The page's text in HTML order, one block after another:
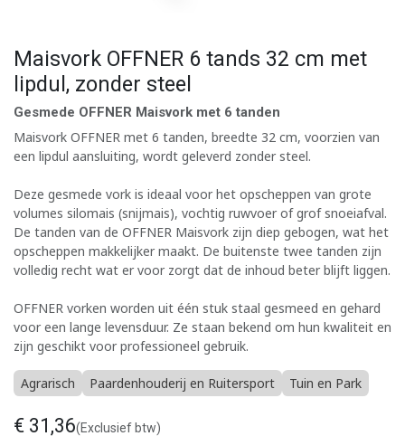
Maisvork OFFNER 6 tands 32 cm met
lipdul, zonder steel
Gesmede OFFNER Maisvork met 6 tanden
Maisvork OFFNER met 6 tanden, breedte 32 cm, voorzien van
een lipdul aansluiting, wordt geleverd zonder steel.
Deze gesmede vork is ideaal voor het opscheppen van grote
volumes silomais (snijmais), vochtig ruwvoer of grof snoeiafval.
De tanden van de OFFNER Maisvork zijn diep gebogen, wat het
opscheppen makkelijker maakt. De buitenste twee tanden zijn
volledig recht wat er voor zorgt dat de inhoud beter blijft liggen.
OFFNER vorken worden uit één stuk staal gesmeed en gehard
voor een lange levensduur. Ze staan bekend om hun kwaliteit en
zijn geschikt voor professioneel gebruik.
Agrarisch Paardenhouderij en Ruitersport Tuin en Park
€ 31,36(Exclusief btw)